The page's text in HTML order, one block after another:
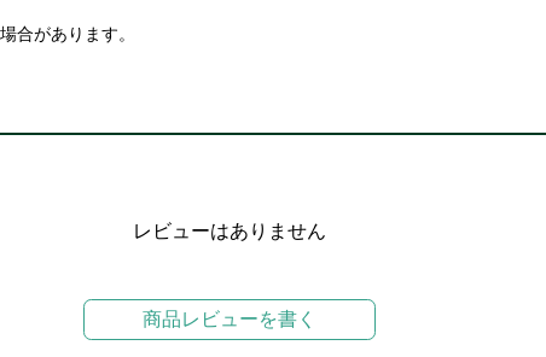
合があります。
レビューはありません
商品レビューを書く